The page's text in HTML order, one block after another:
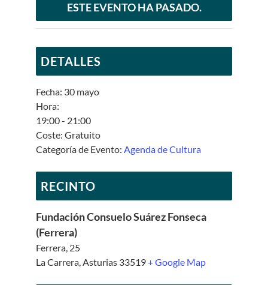
ESTE EVENTO HA PASADO.
DETALLES
Fecha: 30 mayo
Hora:
19:00 - 21:00
Coste: Gratuito
Categoría de Evento: Agenda de Cultura
RECINTO
Fundación Consuelo Suárez Fonseca
(Ferrera)
Ferrera, 25
La Carrera,Asturias 33519+ Google Map